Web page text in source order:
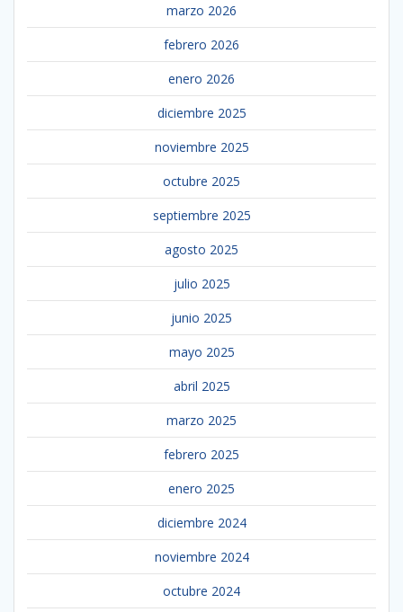
marzo 2026
febrero 2026
enero 2026
diciembre 2025
noviembre 2025
octubre 2025
septiembre 2025
agosto 2025
julio 2025
junio 2025
mayo 2025
abril 2025
marzo 2025
febrero 2025
enero 2025
diciembre 2024
noviembre 2024
octubre 2024